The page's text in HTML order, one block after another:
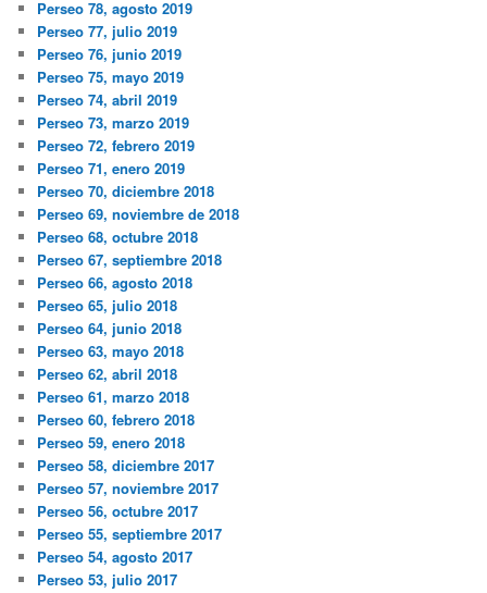
Perseo 78, agosto 2019
Perseo 77, julio 2019
Perseo 76, junio 2019
Perseo 75, mayo 2019
Perseo 74, abril 2019
Perseo 73, marzo 2019
Perseo 72, febrero 2019
Perseo 71, enero 2019
Perseo 70, diciembre 2018
Perseo 69, noviembre de 2018
Perseo 68, octubre 2018
Perseo 67, septiembre 2018
Perseo 66, agosto 2018
Perseo 65, julio 2018
Perseo 64, junio 2018
Perseo 63, mayo 2018
Perseo 62, abril 2018
Perseo 61, marzo 2018
Perseo 60, febrero 2018
Perseo 59, enero 2018
Perseo 58, diciembre 2017
Perseo 57, noviembre 2017
Perseo 56, octubre 2017
Perseo 55, septiembre 2017
Perseo 54, agosto 2017
Perseo 53, julio 2017